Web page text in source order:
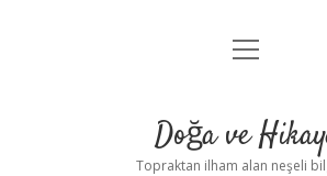
Anasayfa
Yasal Uyarı
menüyü
Doğa ve
Topraktan ilham alan neşeli